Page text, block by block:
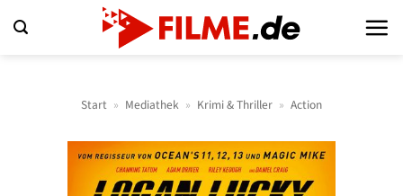
Inhalt
Start » Mediathek » Krimi & Thriller » Action